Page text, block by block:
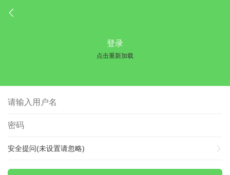
登录
点击重新加载
安全提问(未设置请忽略)